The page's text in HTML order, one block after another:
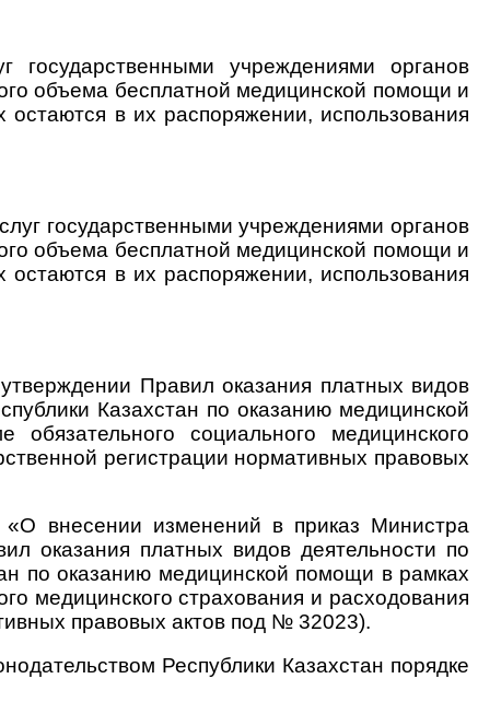
учреждениями органов
объема бесплатной медицинской помощи и
остаются в их распоряжении, использования
государственными учреждениями органов
объема бесплатной медицинской помощи и
остаются в их распоряжении, использования
Правил оказания платных видов
Казахстан по оказанию медицинской
социального медицинского
регистрации нормативных правовых
внесении изменений в приказ Министра
оказания платных видов деятельности по
по оказанию медицинской помощи в рамках
медицинского страхования и расходования
правовых актов под № 32023).
Республики Казахстан порядке